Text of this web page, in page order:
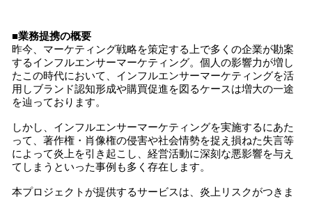
■業務提携の概要
昨今、マーケティング戦略を策定する上で多くの企業が勘案
するインフルエンサーマーケティング。個人の影響力が増し
たこの時代において、インフルエンサーマーケティングを活
用しブランド認知形成や購買促進を図るケースは増大の一途
を辿っております。
しかし、インフルエンサーマーケティングを実施するにあた
って、著作権・肖像権の侵害や社会情勢を捉え損ねた失言等
によって炎上を引き起こし、経営活動に深刻な悪影響を与え
てしまうといった事例も多く存在します。
本プロジェクトが提供するサービスは、炎上リスクがつきま